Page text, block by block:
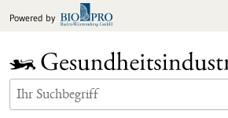
Inhalt
Powered by